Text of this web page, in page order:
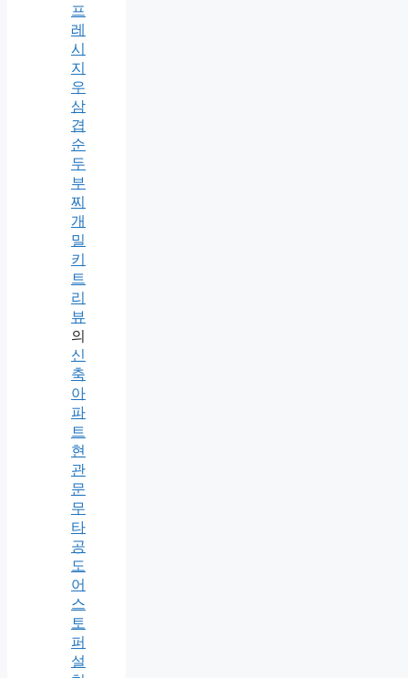
프
레
시
지
우
삼
겹
순
두
부
찌
개
밀
키
트
리
뷰
의
신
축
아
파
트
현
관
문
무
타
공
도
어
스
토
퍼
설